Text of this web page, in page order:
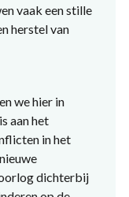
vaak een stille
herstel van
we hier in
aan het
in het
dichterbij